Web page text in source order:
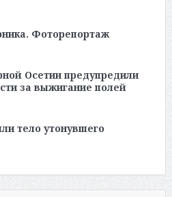
Фоторепортаж
Осетии предупредили
за выжигание полей
тело утонувшего